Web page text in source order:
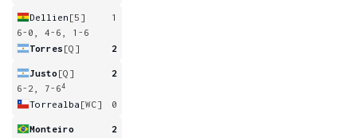
Dellien [5]
1
6-0, 4-6, 1-6
Torres [Q] 2
Justo [Q]
2
6-2, 7-64
Torrealba [WC] 0
Monteiro
2